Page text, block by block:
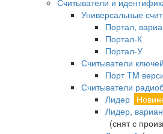
Считыватели и
Универсальные
Портал,
Портал-К
Портал-У
Считыватели
Порт TM
Считыватели
Лидер
Лидер,
(снят с